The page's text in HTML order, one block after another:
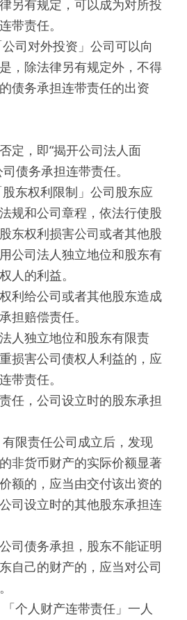
另有规定，可以成为对所投
带责任。
司对外投资」公司可以向
，除法律另有规定外，不得
债务承担连带责任的出资
定，即“揭开公司法人面
债务承担连带责任。
东权利限制」公司股东应
规和公司章程，依法行使股
东权利损害公司或者其他股
公司法人独立地位和股东有
人的利益。
利给公司或者其他股东造成
担赔偿责任。
人独立地位和股东有限责
损害公司债权人利益的，应
带责任。
任，公司设立时的股东承担
限责任公司成立后，发现
非货币财产的实际价额显著
额的，应当由交付该出资的
司设立时的其他股东承担连
司债务承担，股东不能证明
自己的财产的，应当对公司
个人财产连带责任」一人